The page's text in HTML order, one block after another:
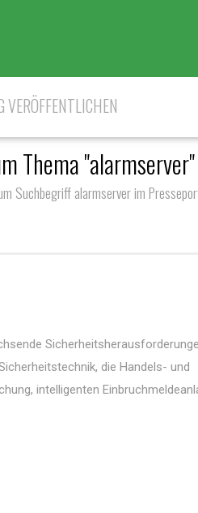
Thema "alarmserver"
Suchbegriff alarmserver im
die Handels- und
intelligenten